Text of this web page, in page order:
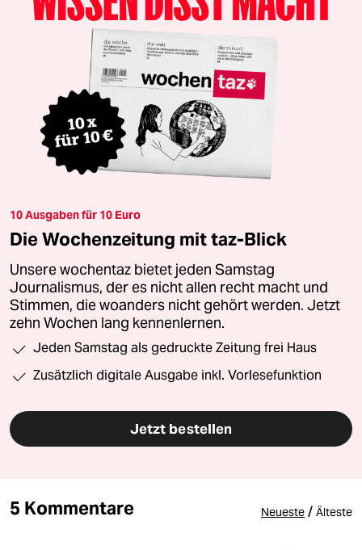
10 Ausgaben für 10 Euro
Die Wochenzeitung mit taz-Blick
Unsere wochentaz bietet jeden Samstag
Journalismus, der es nicht allen recht macht und
Stimmen, die woanders nicht gehört werden. Jetzt
zehn Wochen lang kennenlernen.
Jeden Samstag als gedruckte Zeitung frei Haus
Zusätzlich digitale Ausgabe inkl. Vorlesefunktion
Jetzt bestellen
5 Kommentare Neueste / Älteste